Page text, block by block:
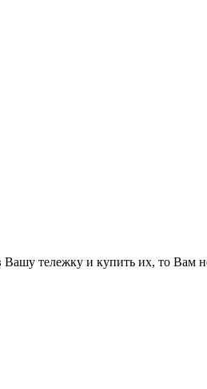
тележку и купить их, то Вам